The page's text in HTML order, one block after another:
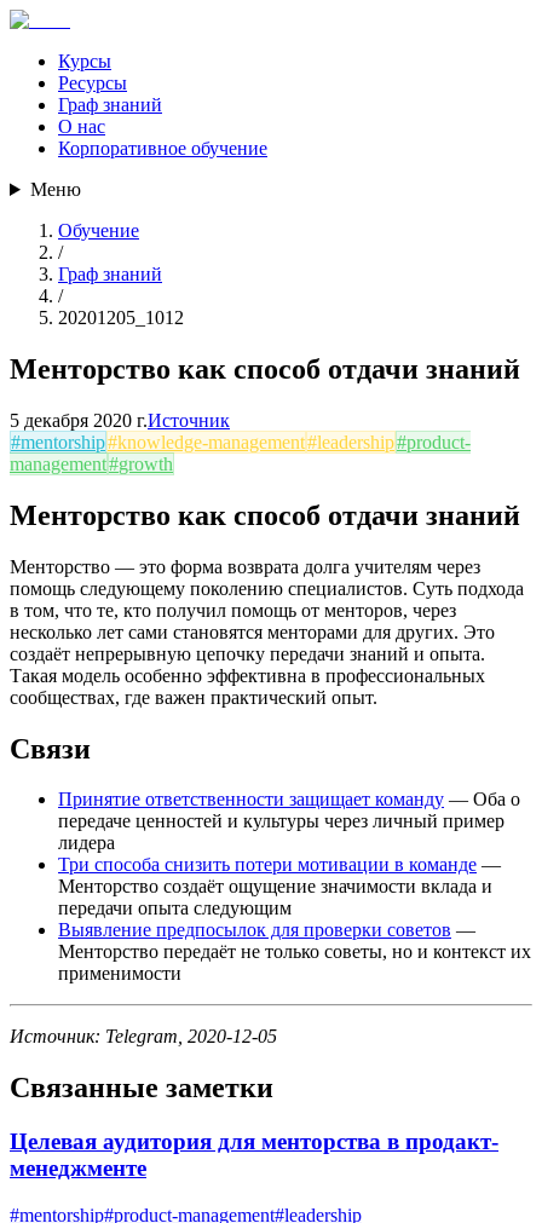
Курсы
Ресурсы
Граф знаний
О нас
Корпоративное обучение
Меню
Обучение
/
Граф знаний
/
20201205_1012
Менторство как способ отдачи знаний
5 декабря 2020 г.Источник
#mentorship#knowledge-management#leadership#product-
management#growth
Менторство как способ отдачи знаний
Менторство — это форма возврата долга учителям через
помощь следующему поколению специалистов. Суть подхода
в том, что те, кто получил помощь от менторов, через
несколько лет сами становятся менторами для других. Это
создаёт непрерывную цепочку передачи знаний и опыта.
Такая модель особенно эффективна в профессиональных
сообществах, где важен практический опыт.
Связи
Принятие ответственности защищает команду — Оба о
передаче ценностей и культуры через личный пример
лидера
Три способа снизить потери мотивации в команде —
Менторство создаёт ощущение значимости вклада и
передачи опыта следующим
Выявление предпосылок для проверки советов —
Менторство передаёт не только советы, но и контекст их
применимости
Источник: Telegram, 2020-12-05
Связанные заметки
Целевая аудитория для менторства в продакт-
менеджменте
#mentorship#product-management#leadership